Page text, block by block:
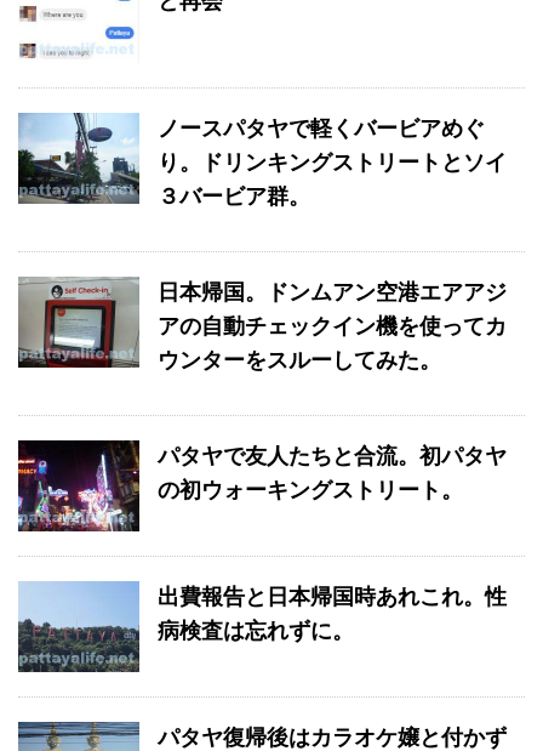
ノースパタヤで軽くバービアめぐ
り。ドリンキングストリートとソイ
３バービア群。
日本帰国。ドンムアン空港エアアジ
アの自動チェックイン機を使ってカ
ウンターをスルーしてみた。
パタヤで友人たちと合流。初パタヤ
の初ウォーキングストリート。
出費報告と日本帰国時あれこれ。性
病検査は忘れずに。
パタヤ復帰後はカラオケ嬢と付かず